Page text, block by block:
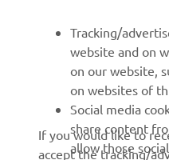
Deveniți un dealer
Politica de bază privind
sustenabilitatea
Politica privind drepturile
omului
Tracking/
website and on
on our website,
on websites of
Social media
share content
allow those
If you would like to
accept the tracking/